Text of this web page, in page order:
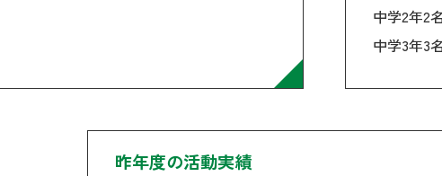
中学2年2名
中学3年3名
昨年度の活動実績